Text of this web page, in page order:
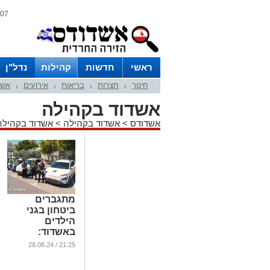
07 אוגוסט 2026 / 06:50
ראשי חדשות קהילות נדל"ן
חינוך חצרות בריאות אירועים
אשדוד בקהילה
אשדודס > אשדוד בקהילה > אשדוד
מתגברים
ביטחון בגני
הילדים
באשדוד:
הוקמה יחידת
21:25 / 28.08.24